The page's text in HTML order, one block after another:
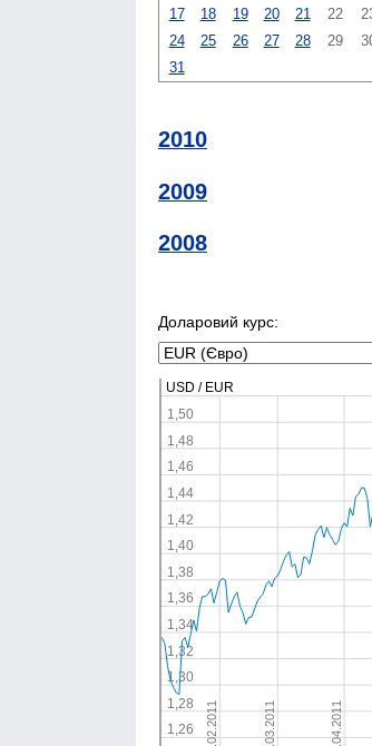
17
18 19 20 21 22
24
25 26 27 28 29
31
2010
2009
2008
Доларовий курс: